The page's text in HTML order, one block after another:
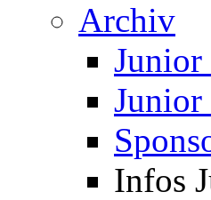
Archiv
Junior
Junior
Infos